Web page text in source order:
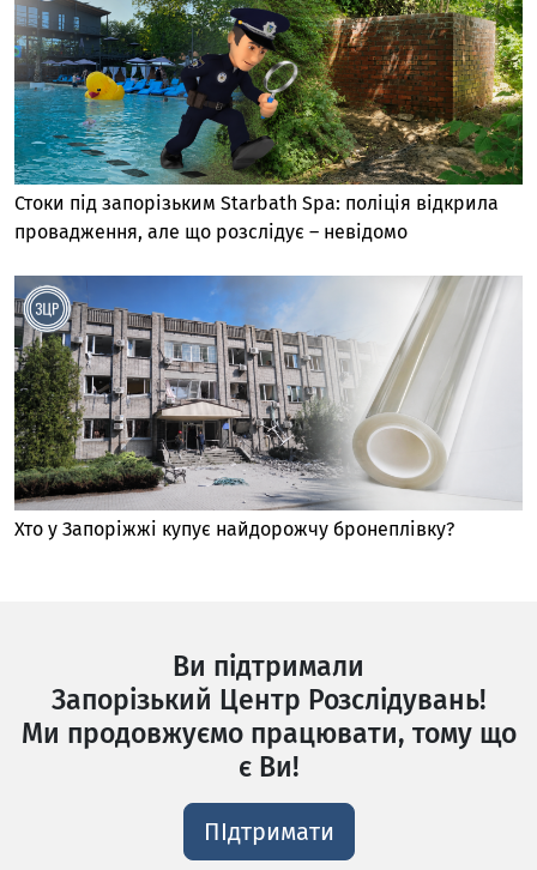
Стоки під запорізьким Starbath Spa: поліція відкрила
провадження, але що розслідує – невідомо
Хто у Запоріжжі купує найдорожчу бронеплівку?
Ви підтримали
Запорізький Центр Розслідувань!
Ми продовжуємо працювати, тому що
є Ви!
ПІдтримати